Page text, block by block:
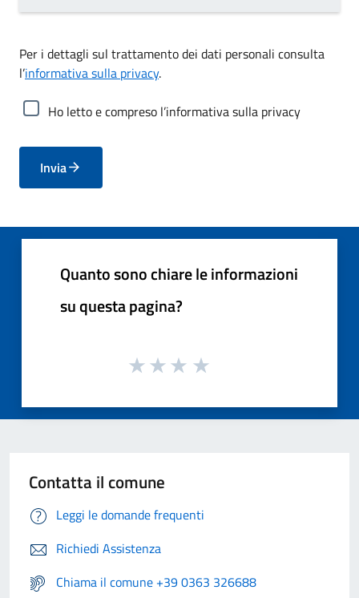
Per i dettagli sul trattamento dei dati personali consulta
l’informativa sulla privacy.
Ho letto e compreso l’informativa sulla privacy
Invia
Quanto sono chiare le informazioni
su questa pagina?
Contatta il comune
Leggi le domande frequenti
Richiedi Assistenza
Chiama il comune +39 0363 326688